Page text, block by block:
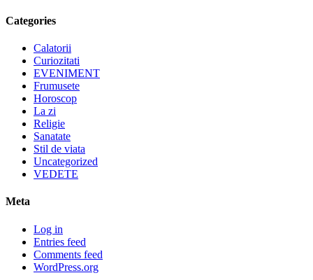
Categories
Calatorii
Curiozitati
EVENIMENT
Frumusete
Horoscop
La zi
Religie
Sanatate
Stil de viata
Uncategorized
VEDETE
Meta
Log in
Entries feed
Comments feed
WordPress.org